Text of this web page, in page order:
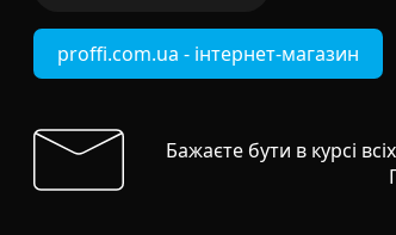
proffi.com.ua - інтернет-магазин
Бажаєте бути в курсі